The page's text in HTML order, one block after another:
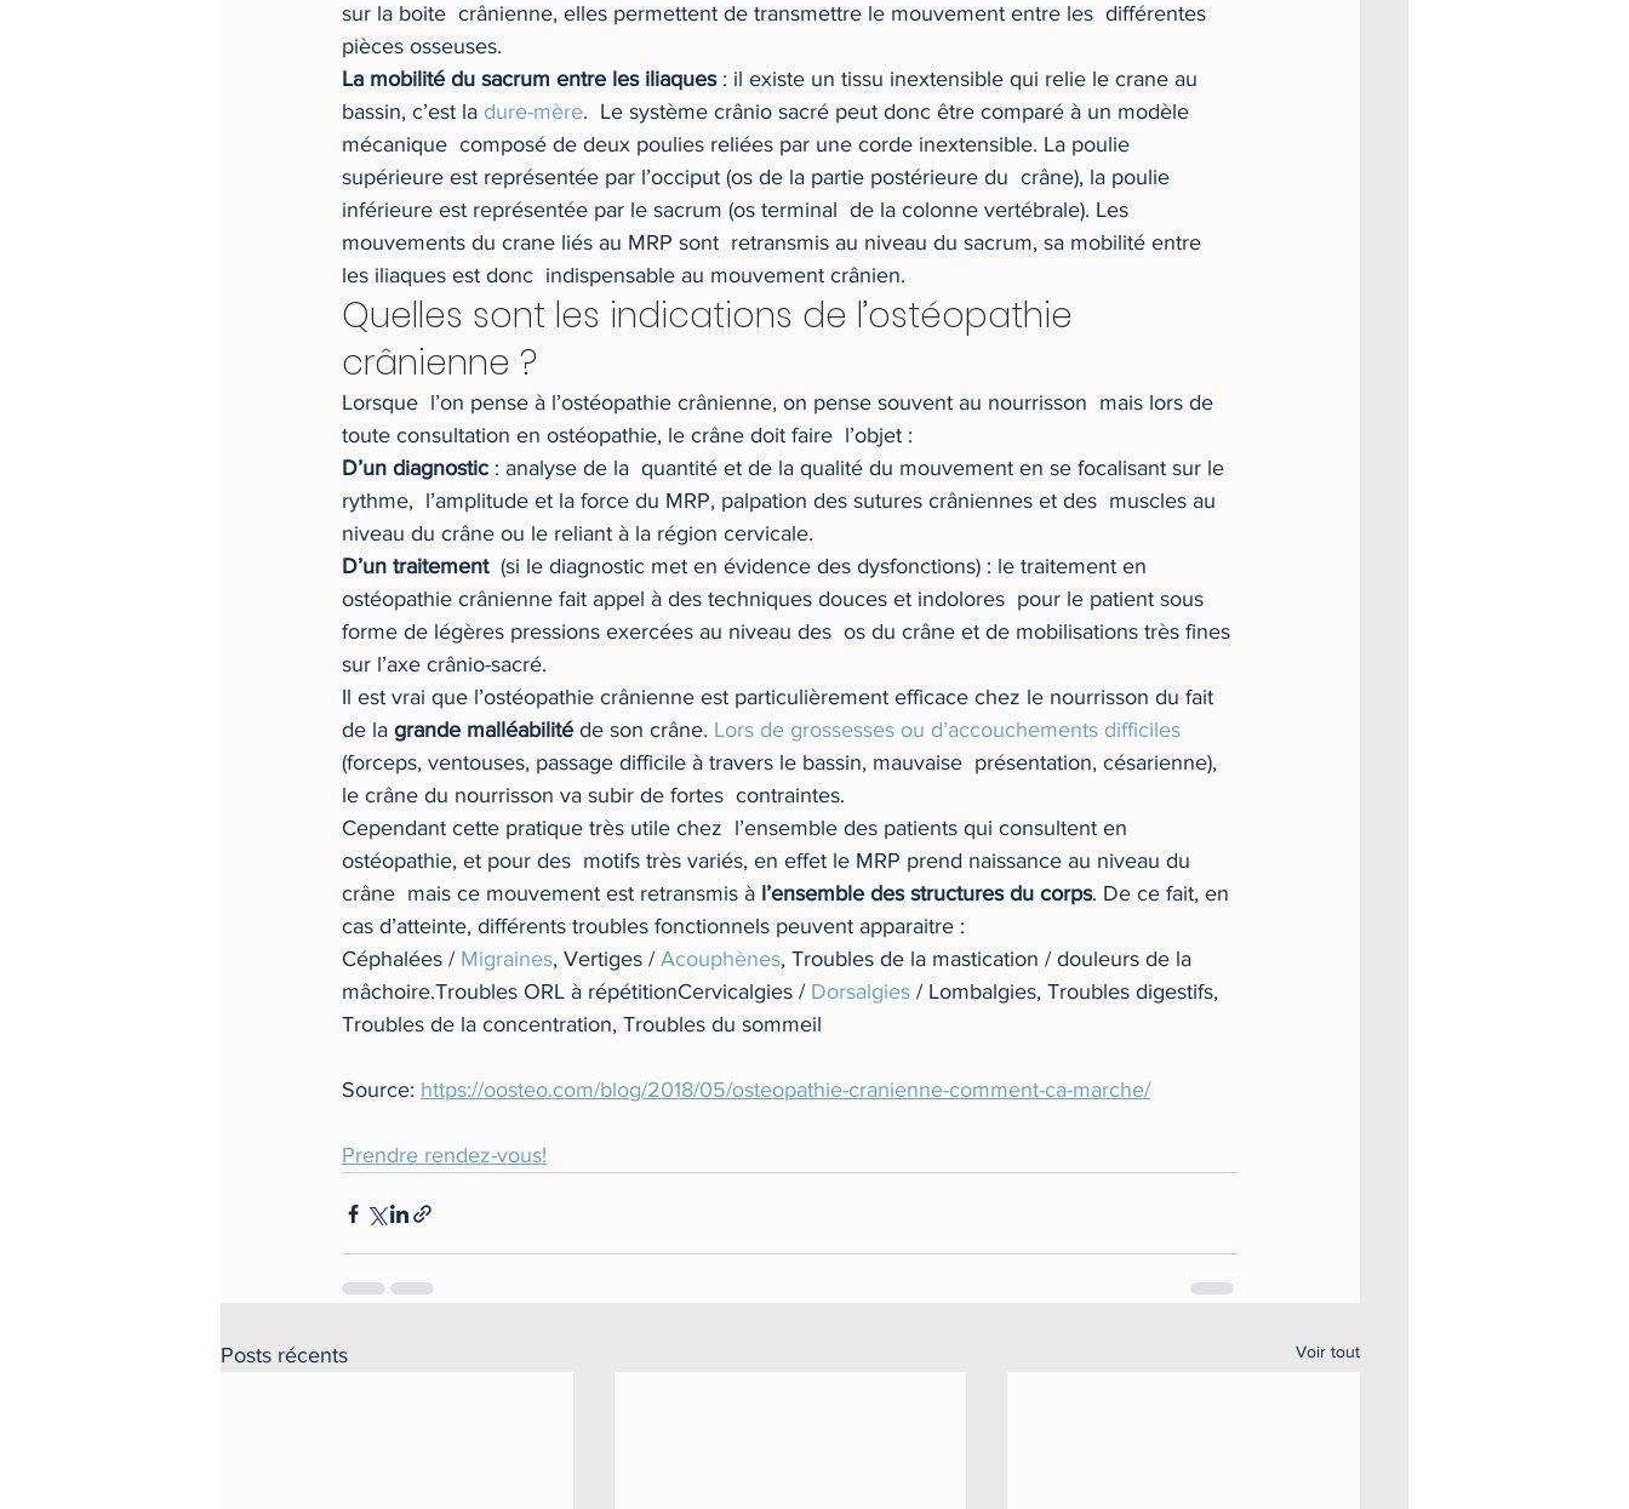
sur la boite  crânienne, elles permettent de transmettre le mouvement entre les  différentes
pièces osseuses.
La mobilité du sacrum entre les iliaques : il existe un tissu inextensible qui relie le crane au
bassin, c’est la dure-mère.  Le système crânio sacré peut donc être comparé à un modèle
mécanique  composé de deux poulies reliées par une corde inextensible. La poulie
supérieure est représentée par l’occiput (os de la partie postérieure du  crâne), la poulie
inférieure est représentée par le sacrum (os terminal  de la colonne vertébrale). Les
mouvements du crane liés au MRP sont  retransmis au niveau du sacrum, sa mobilité entre
les iliaques est donc  indispensable au mouvement crânien.
Quelles sont les indications de l’ostéopathie
crânienne ?
Lorsque  l’on pense à l’ostéopathie crânienne, on pense souvent au nourrisson  mais lors de
toute consultation en ostéopathie, le crâne doit faire  l’objet :
D’un diagnostic : analyse de la  quantité et de la qualité du mouvement en se focalisant sur le
rythme,  l’amplitude et la force du MRP, palpation des sutures crâniennes et des  muscles au
niveau du crâne ou le reliant à la région cervicale.
D’un traitement
  (si le diagnostic met en évidence des dysfonctions) : le traitement en
ostéopathie crânienne fait appel à des techniques douces et indolores  pour le patient sous
forme de légères pressions exercées au niveau des  os du crâne et de mobilisations très fines
sur l’axe crânio-sacré.
Il est vrai que l’ostéopathie crânienne est particulièrement efficace chez le nourrisson du fait
de la grande malléabilité de son crâne. Lors de grossesses ou d’accouchements difficiles
(forceps, ventouses, passage difficile à travers le bassin, mauvaise  présentation, césarienne),
le crâne du nourrisson va subir de fortes  contraintes.
Cependant cette pratique très utile chez  l’ensemble des patients qui consultent en
ostéopathie, et pour des  motifs très variés, en effet le MRP prend naissance au niveau du
crâne  mais ce mouvement est retransmis à l’ensemble des structures du corps. De ce fait, en
cas d’atteinte, différents troubles fonctionnels peuvent apparaitre :
Céphalées / Migraines, Vertiges / Acouphènes, Troubles de la mastication / douleurs de la
mâchoire.Troubles ORL à répétitionCervicalgies / Dorsalgies / Lombalgies, Troubles digestifs,
Troubles de la concentration, Troubles du sommeil
Source: https://oosteo.com/blog/2018/05/osteopathie-cranienne-comment-ca-marche/
Prendre rendez-vous!
Posts récents Voir tout